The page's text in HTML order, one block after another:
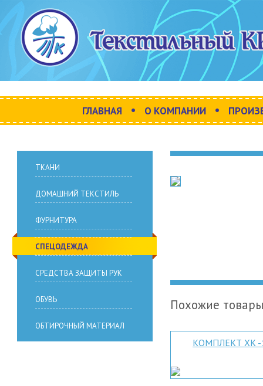
ГЛАВНАЯ • О КОМПАНИИ •
Похожие товары
КОМПЛЕКТ ХК -
ТКАНИ
ДОМАШНИЙ ТЕКСТИЛЬ
ФУРНИТУРА
СПЕЦОДЕЖДА
СРЕДСТВА ЗАЩИТЫ РУК
ОБУВЬ
ОБТИРОЧНЫЙ МАТЕРИАЛ